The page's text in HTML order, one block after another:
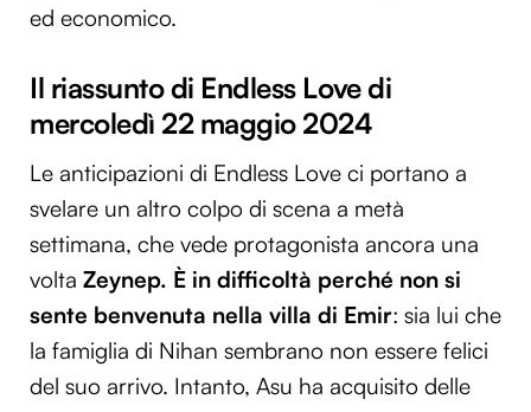
ed economico.
Il riassunto di Endless Love di
mercoledì 22 maggio 2024
Le anticipazioni di Endless Love ci portano a
svelare un altro colpo di scena a metà
settimana, che vede protagonista ancora una
volta Zeynep. È in difficoltà perché non si
sente benvenuta nella villa di Emir: sia lui che
la famiglia di Nihan sembrano non essere felici
del suo arrivo. Intanto, Asu ha acquisito delle